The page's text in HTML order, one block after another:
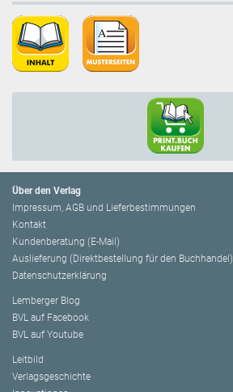
Über den Verlag
Impressum, AGB und Lieferbestimmungen
Kontakt
Kundenberatung (E-Mail)
Auslieferung (Direktbestellung für den Buchhandel)
Datenschutzerklärung
Lemberger Blog
BVL auf Facebook
BVL auf Youtube
Leitbild
Verlagsgeschichte